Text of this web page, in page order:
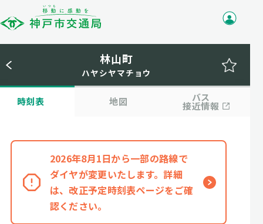
林山町
ハヤシヤマチョウ
時刻表 地図 バス
接近情報
2026年8月1日から一部の路線で
ダイヤが変更いたします。詳細
は、改正予定時刻表ページをご確
認ください。